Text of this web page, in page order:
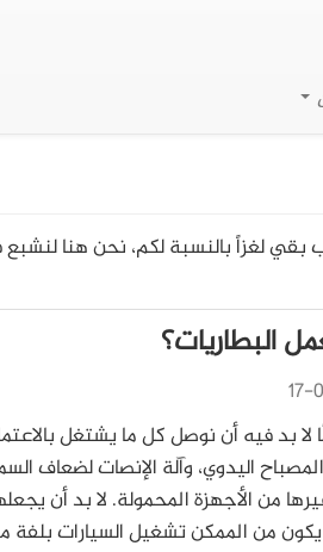
بقي لغزاً بالنسبة لكم، نحن هنا
البطاريات؟
17-
لا بد فيه أن نوصل كل ما يشتغل
اليدوي، وآلة الإنصات لضعاف
من الأجهزة المحمولة. لا بد أن
من الممكن تشغيل السيارات